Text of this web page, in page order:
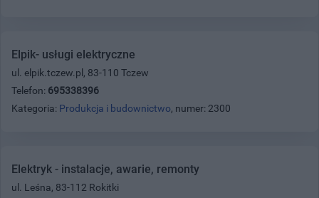
Elpik- usługi elektryczne
ul. elpik.tczew.pl, 83-110 Tczew
Telefon: 695338396
Kategoria: Produkcja i budownictwo, numer: 2300
Elektryk - instalacje, awarie, remonty
ul. Leśna, 83-112 Rokitki